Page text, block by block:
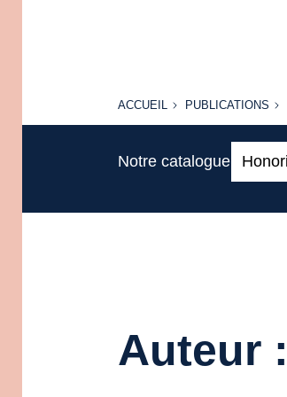
ACCUEIL
ACCUEIL PUBLICATIONS
PUBLICATIONS
Notre catalogue:
Auteur :